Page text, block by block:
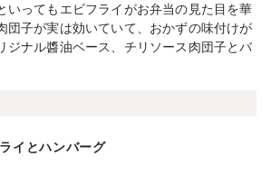
いってもエビフライがお弁当の見た目を華
団子が実は効いていて、おかずの味付けが
ジナル醬油ベース、チリソース肉団子とバ
イとハンバーグ